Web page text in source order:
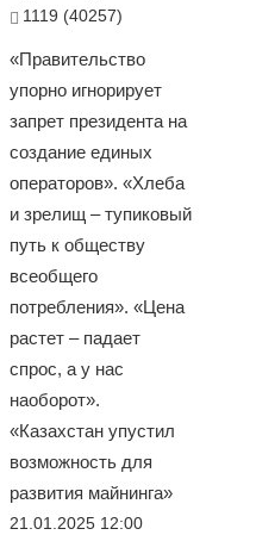
1119 (40257)
«Правительство
упорно игнорирует
запрет президента на
создание единых
операторов». «Хлеба
и зрелищ – тупиковый
путь к обществу
всеобщего
потребления». «Цена
растет – падает
спрос, а у нас
наоборот».
«Казахстан упустил
возможность для
развития майнинга»
21.01.2025 12:00